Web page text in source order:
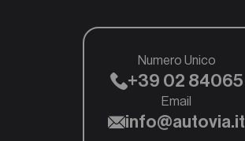
Numero Unico
+39 02 84065
Email
info@autovia.it